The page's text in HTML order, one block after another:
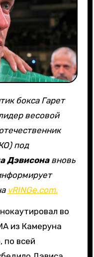
весовой
под
Дэвисонавновь
vRINGe.com.
во
из Камеруна
по всей